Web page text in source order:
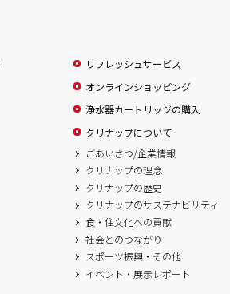
リフレッシュサービス
オンラインショッピング
浄水器カートリッジの購入
クリナップについて
ごあいさつ/企業情報
クリナップの理念
クリナップの歴史
クリナップのサステナビリティ
食・住文化への貢献
社会とのつながり
スポーツ振興・その他
イベント・展示レポート